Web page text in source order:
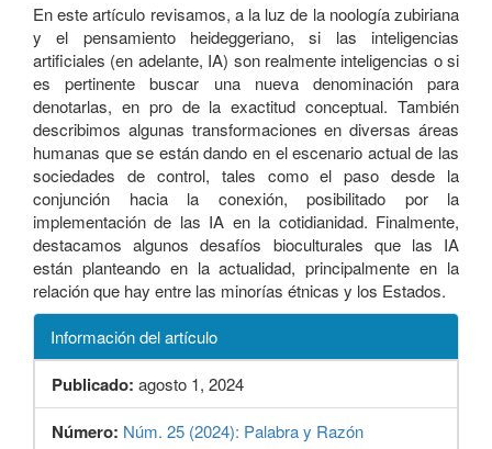
En este artículo revisamos, a la luz de la noología zubiriana
y el pensamiento heideggeriano, si las inteligencias
artificiales (en adelante, IA) son realmente inteligencias o si
es pertinente buscar una nueva denominación para
denotarlas, en pro de la exactitud conceptual. También
describimos algunas transformaciones en diversas áreas
humanas que se están dando en el escenario actual de las
sociedades de control, tales como el paso desde la
conjunción hacia la conexión, posibilitado por la
implementación de las IA en la cotidianidad. Finalmente,
destacamos algunos desafíos bioculturales que las IA
están planteando en la actualidad, principalmente en la
relación que hay entre las minorías étnicas y los Estados.
Información del artículo
Publicado: agosto 1, 2024
Número: Núm. 25 (2024): Palabra y Razón